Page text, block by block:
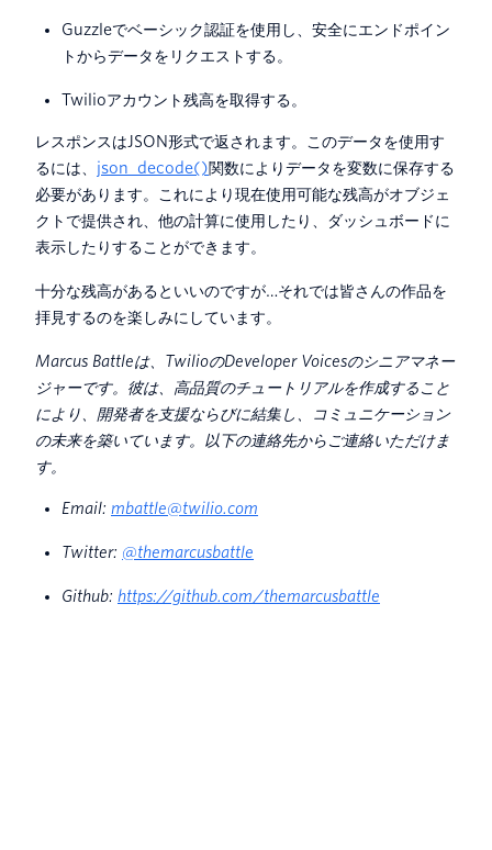
Guzzleでベーシック認証を使用し、安全にエンドポイン
トからデータをリクエストする。
Twilioアカウント残高を取得する。
レスポンスはJSON形式で返されます。このデータを使用す
るには、 json_decode()関数によりデータを変数に保存する
必要があります。これにより現在使用可能な残高がオブジェ
クトで提供され、他の計算に使用したり、ダッシュボードに
表示したりすることができます。
十分な残高があるといいのですが…それでは皆さんの作品を
拝見するのを楽しみにしています。
Marcus Battleは、TwilioのDeveloper Voicesのシニアマネー
ジャーです。彼は、高品質のチュートリアルを作成すること
により、開発者を支援ならびに結集し、コミュニケーション
の未来を築いています。以下の連絡先からご連絡いただけま
す。
Email: mbattle@twilio.com
Twitter: @themarcusbattle
Github: https://github.com/themarcusbattle